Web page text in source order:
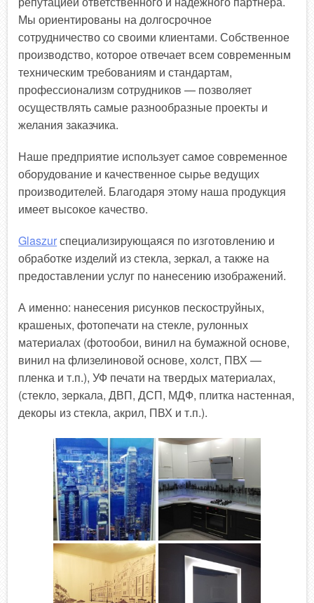
Мы ориентированы на долгосрочное
сотрудничество со своими клиентами. Собственное
производство, которое отвечает всем современным
техническим требованиям и стандартам,
профессионализм сотрудников — позволяет
осуществлять самые разнообразные проекты и
желания заказчика.
Наше предприятие использует самое современное
оборудование и качественное сырье ведущих
производителей. Благодаря этому наша продукция
имеет высокое качество.
Glaszurспециализирующаяся по изготовлению и
обработке изделий из стекла, зеркал, а также на
предоставлении услуг по нанесению изображений.
А именно: нанесения рисунков пескоструйных,
крашеных, фотопечати на стекле, рулонных
материалах (фотообои, винил на бумажной основе,
винил на флизелиновой основе, холст, ПВХ —
пленка и т.п.), УФ печати на твердых материалах,
(стекло, зеркала, ДВП, ДСП, МДФ, плитка настенная,
декоры из стекла, акрил, ПВХ и т.п.).